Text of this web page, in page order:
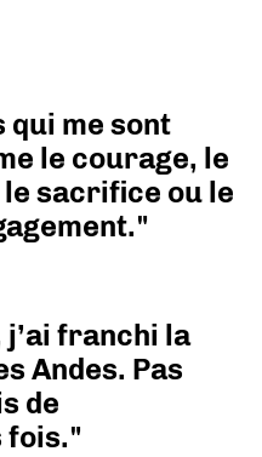
qui me sont
le courage, le
sacrifice ou le
j’ai franchi la
Andes. Pas
de
fois."